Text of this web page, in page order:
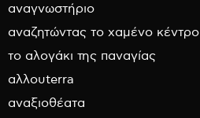
αναγνωστήριο
αναζητώντας το χαμένο κέντρο
το αλογάκι της παναγίας
αλλουterra
αναξιοθέατα